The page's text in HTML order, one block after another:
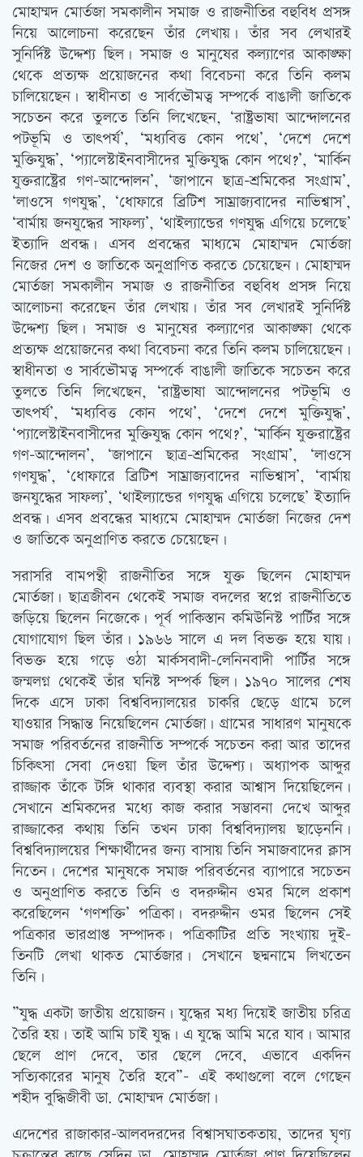
মোহাম্মদ মোর্তজা সমকালীন সমাজ ও রাজনীতির বহুবিধ প্রসঙ্গ
নিয়ে আলোচনা করেছেন তাঁর লেখায়। তাঁর সব লেখারই
সুনির্দিষ্ট উদ্দেশ্য ছিল। সমাজ ও মানুষের কল্যাণের আকাঙ্ক্ষা
থেকে প্রত্যক্ষ প্রয়োজনের কথা বিবেচনা করে তিনি কলম
চালিয়েছেন। স্বাধীনতা ও সার্বভৌমত্ব সম্পর্কে বাঙালী জাতিকে
সচেতন করে তুলতে তিনি লিখেছেন, ‘রাষ্ট্রভাষা আন্দোলনের
পটভূমি ও তাত্‍পর্য’, ‘মধ্যবিত্ত কোন পথে’, ‘দেশে দেশে
মুক্তিযুদ্ধ’, ‘প্যালেস্টাইনবাসীদের মুক্তিযুদ্ধ কোন পথে?’, ‘মার্কিন
যুক্তরাষ্ট্রের গণ-আন্দোলন’, ‘জাপানে ছাত্র-শ্রমিকের সংগ্রাম’,
‘লাওসে গণযুদ্ধ’, ‘ধোফারে ব্রিটিশ সাম্রাজ্যবাদের নাভিশ্বাস’,
‘বার্মায় জনযুদ্ধের সাফল্য’, ‘থাইল্যান্ডের গণযুদ্ধ এগিয়ে চলেছে’
ইত্যাদি প্রবন্ধ। এসব প্রবন্ধের মাধ্যমে মোহাম্মদ মোর্তজা
নিজের দেশ ও জাতিকে অনুপ্রাণিত করতে চেয়েছেন। মোহাম্মদ
মোর্তজা সমকালীন সমাজ ও রাজনীতির বহুবিধ প্রসঙ্গ নিয়ে
আলোচনা করেছেন তাঁর লেখায়। তাঁর সব লেখারই সুনির্দিষ্ট
উদ্দেশ্য ছিল। সমাজ ও মানুষের কল্যাণের আকাঙ্ক্ষা থেকে
প্রত্যক্ষ প্রয়োজনের কথা বিবেচনা করে তিনি কলম চালিয়েছেন।
স্বাধীনতা ও সার্বভৌমত্ব সম্পর্কে বাঙালী জাতিকে সচেতন করে
তুলতে তিনি লিখেছেন, ‘রাষ্ট্রভাষা আন্দোলনের পটভূমি ও
তাত্‍পর্য’, ‘মধ্যবিত্ত কোন পথে’, ‘দেশে দেশে মুক্তিযুদ্ধ’,
‘প্যালেস্টাইনবাসীদের মুক্তিযুদ্ধ কোন পথে?’, ‘মার্কিন যুক্তরাষ্ট্রের
গণ-আন্দোলন’, ‘জাপানে ছাত্র-শ্রমিকের সংগ্রাম’, ‘লাওসে
গণযুদ্ধ’, ‘ধোফারে ব্রিটিশ সাম্রাজ্যবাদের নাভিশ্বাস’, ‘বার্মায়
জনযুদ্ধের সাফল্য’, ‘থাইল্যান্ডের গণযুদ্ধ এগিয়ে চলেছে’ ইত্যাদি
প্রবন্ধ। এসব প্রবন্ধের মাধ্যমে মোহাম্মদ মোর্তজা নিজের দেশ
ও জাতিকে অনুপ্রাণিত করতে চেয়েছেন।
সরাসরি বামপন্থী রাজনীতির সঙ্গে যুক্ত ছিলেন মোহাম্মদ
মোর্তজা। ছাত্রজীবন থেকেই সমাজ বদলের স্বপ্নে রাজনীতিতে
জড়িয়ে ছিলেন নিজেকে। পূর্ব পাকিস্তান কমিউনিস্ট পার্টির সঙ্গে
যোগাযোগ ছিল তাঁর। ১৯৬৬ সালে এ দল বিভক্ত হয়ে যায়।
বিভক্ত হয়ে গড়ে ওঠা মার্কসবাদী-লেনিনবাদী পার্টির সঙ্গে
জন্মলগ্ন থেকেই তাঁর ঘনিষ্ট সম্পর্ক ছিল। ১৯৭০ সালের শেষ
দিকে এসে ঢাকা বিশ্ববিদ্যালয়ের চাকরি ছেড়ে গ্রামে চলে
যাওয়ার সিদ্ধান্ত নিয়েছিলেন মোর্তজা। গ্রামের সাধারণ মানুষকে
সমাজ পরিবর্তনের রাজনীতি সম্পর্কে সচেতন করা আর তাদের
চিকিত্‍সা সেবা দেওয়া ছিল তাঁর উদ্দেশ্য। অধ্যাপক আব্দুর
রাজ্জাক তাঁকে টঙ্গি থাকার ব্যবস্থা করার আশ্বাস দিয়েছিলেন।
সেখানে শ্রমিকদের মধ্যে কাজ করার সম্ভাবনা দেখে আব্দুর
রাজ্জাকের কথায় তিনি তখন ঢাকা বিশ্ববিদ্যালয় ছাড়েননি।
বিশ্ববিদ্যালয়ের শিক্ষার্থীদের জন্য বাসায় তিনি সমাজবাদের ক্লাস
নিতেন। দেশের মানুষকে সমাজ পরিবর্তনের ব্যাপারে সচেতন
ও অনুপ্রাণিত করতে তিনি ও বদরুদ্দীন ওমর মিলে প্রকাশ
করেছিলেন ‘গণশক্তি’ পত্রিকা। বদরুদ্দীন ওমর ছিলেন সেই
পত্রিকার ভারপ্রাপ্ত সম্পাদক। পত্রিকাটির প্রতি সংখ্যায় দুই-
তিনটি লেখা থাকত মোর্তজার। সেখানে ছদ্মনামে লিখতেন
তিনি।
”যুদ্ধ একটা জাতীয় প্রয়োজন। যুদ্ধের মধ্য দিয়েই জাতীয় চরিত্র
তৈরি হয়। তাই আমি চাই যুদ্ধ। এ যুদ্ধে আমি মরে যাব। আমার
ছেলে প্রাণ দেবে, তার ছেলে দেবে, এভাবে একদিন
সত্যিকারের মানুষ তৈরি হবে”- এই কথাগুলো বলে গেছেন
শহীদ বুদ্ধিজীবী ডা. মোহাম্মদ মোর্তজা।
এদেশের রাজাকার-আলবদরদের বিশ্বাসঘাতকতায়, তাদের ঘৃণ্য